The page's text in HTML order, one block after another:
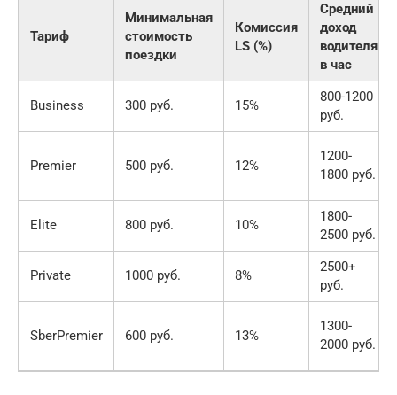
Тариф
Минимальная
стоимость
поездки
Комиссия
LS (%)
Средний
доход
водителя
в час
Business 300 руб. 15%
800-1200
руб.
Premier 500 руб. 12%
1200-
1800 руб.
Elite 800 руб. 10%
1800-
2500 руб.
Private 1000 руб. 8%
2500+
руб.
SberPremier 600 руб. 13%
1300-
2000 руб.